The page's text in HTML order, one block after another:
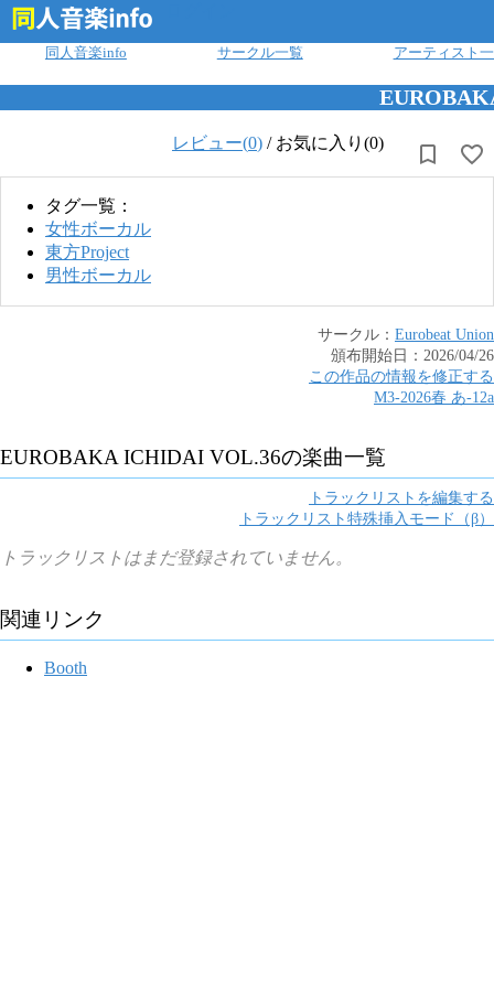
同人音楽info サークル一覧 アーティスト
レビュー(0) / お気に入り(0)
タグ一覧：
女性ボーカル
東方Project
男性ボーカル
サークル： Eurobeat Union
頒布開始日： 2026/04/26
この作品の情報を修正する
M3-2026春 あ-12a
EUROBAKA ICHIDAI VOL.36の楽曲一覧
トラックリストを編集する
トラックリスト特殊挿入モード（β）
トラックリストはまだ登録されていません。
関連リンク
Booth